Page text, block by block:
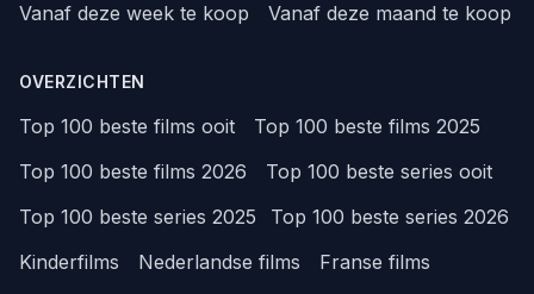
Vanaf deze week te koop
Vanaf deze maand te koop
OVERZICHTEN
Top 100 beste films ooit
Top 100 beste films 2025
Top 100 beste films 2026
Top 100 beste series ooit
Top 100 beste series 2025
Top 100 beste series 2026
Kinderfilms
Nederlandse films
Franse films